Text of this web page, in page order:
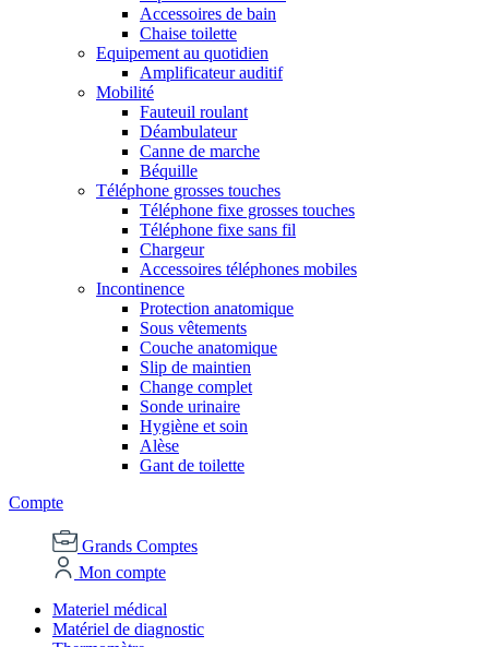
Accessoires de bain
Chaise toilette
Equipement au quotidien
Amplificateur auditif
Mobilité
Fauteuil roulant
Déambulateur
Canne de marche
Béquille
Téléphone grosses touches
Téléphone fixe grosses touches
Téléphone fixe sans fil
Chargeur
Accessoires téléphones mobiles
Incontinence
Protection anatomique
Sous vêtements
Couche anatomique
Slip de maintien
Change complet
Sonde urinaire
Hygiène et soin
Alèse
Gant de toilette
Compte
Grands Comptes
Mon compte
Materiel médical
Matériel de diagnostic